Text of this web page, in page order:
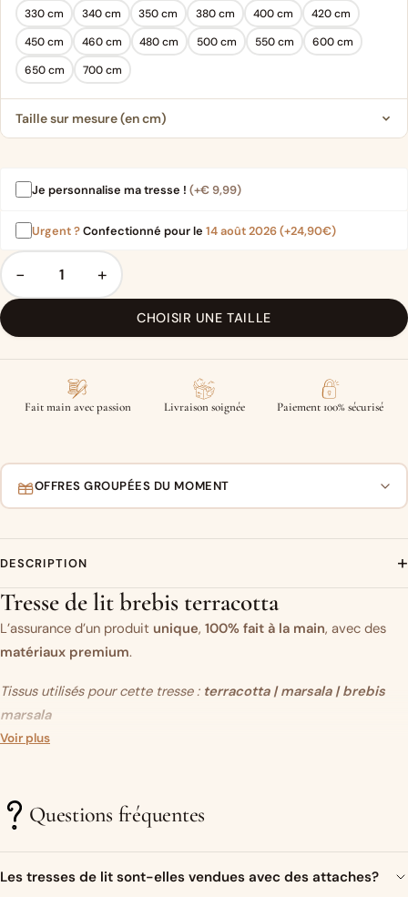
330 cm
340 cm 350 cm 380 cm 400 cm
420 cm
450 cm
460 cm 480 cm 500 cm 550 cm
600 cm
650 cm
700 cm
Taille sur mesure (en cm)
Je personnalise ma tresse ! (+€9,99)
Urgent ? Confectionné pour le 14 août 2026 (+24,90€)
− +
CHOISIR UNE TAILLE
Fait main avec passion Livraison soignée Paiement 100% sécurisé
OFFRES GROUPÉES DU MOMENT
DESCRIPTION +
Tresse de lit brebis terracotta
L’assurance d’un produit unique, 100% fait à la main, avec des
matériaux premium.
Tissus utilisés pour cette tresse : terracotta| marsala | brebis
marsala
Vous aimez ce modèle mais vous souhaitez modifier un des tissus
tresse de lit (ou tour de lit tressé)
Voir plus
Questions fréquentes
Les tresses de lit sont-elles vendues avec des attaches?